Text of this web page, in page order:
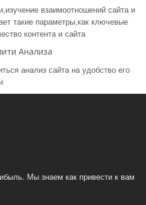
взаимоотношений сайта и
такие параметры,как ключевые
контента и сайта
Анализа
анализ сайта на удобство его
Мы знаем как привести к вам